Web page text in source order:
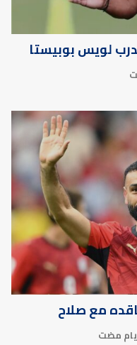
لويس بوبيستا
مع صلاح